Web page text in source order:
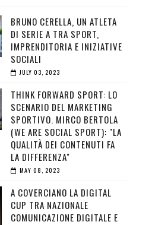
BRUNO CERELLA, UN ATLETA
DI SERIE A TRA SPORT,
IMPRENDITORIA E INIZIATIVE
SOCIALI
JULY 03, 2023
THINK FORWARD SPORT: LO
SCENARIO DEL MARKETING
SPORTIVO. MIRCO BERTOLA
(WE ARE SOCIAL SPORT): "LA
QUALITÀ DEI CONTENUTI FA
LA DIFFERENZA"
MAY 08, 2023
A COVERCIANO LA DIGITAL
CUP TRA NAZIONALE
COMUNICAZIONE DIGITALE E